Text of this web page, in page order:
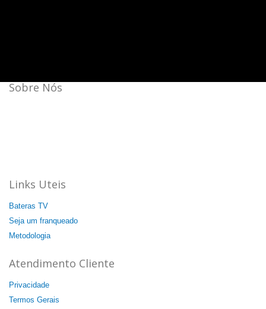
Sobre Nós
Links Uteis
Bateras TV
Seja um franqueado
Metodologia
Atendimento Cliente
Privacidade
Termos Gerais